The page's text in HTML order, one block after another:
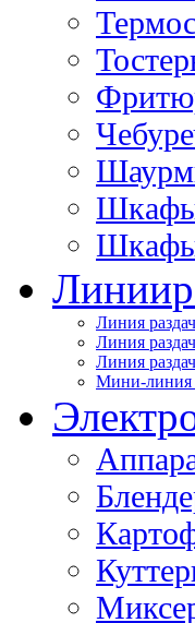
Шкафы
Шкафы
Линии
Линия
Линия
Линия
Мини-линия